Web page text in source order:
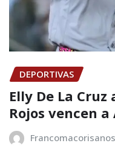
DEPORTIVAS
Elly De La
Rojos vencen
Francomacorisanos